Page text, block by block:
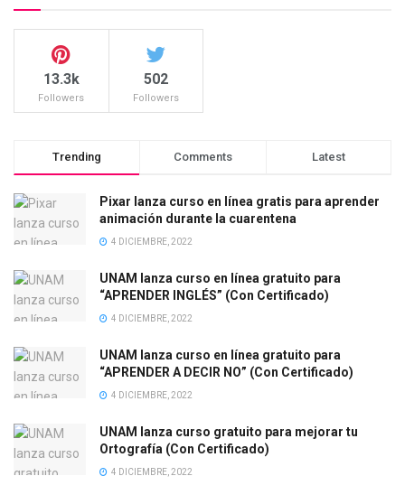
13.3k
Followers
502
Followers
Trending Comments Latest
Pixar lanza curso en línea gratis para aprender
animación durante la cuarentena
4 DICIEMBRE, 2022
UNAM lanza curso en línea gratuito para
“APRENDER INGLÉS” (Con Certificado)
4 DICIEMBRE, 2022
UNAM lanza curso en línea gratuito para
“APRENDER A DECIR NO” (Con Certificado)
4 DICIEMBRE, 2022
UNAM lanza curso gratuito para mejorar tu
Ortografía (Con Certificado)
4 DICIEMBRE, 2022